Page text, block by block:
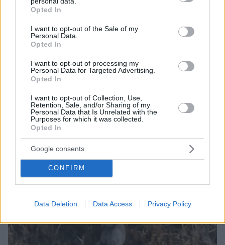
grant or deny consent to Google and its third-party tags to
use your data for below specified purposes in below Google
consent section.
Opted In
I want to opt-out of the Sale of my
Personal Data.
Opted In
I want to opt-out of processing my
Personal Data for Targeted Advertising.
Opted In
I want to opt-out of Collection, Use,
Retention, Sale, and/or Sharing of my
Personal Data that Is Unrelated with the
Purposes for which it was collected.
Opted In
Google consents
CONFIRM
Data Deletion Data Access Privacy Policy
Γιώργος Παράσχος: Χαμογελαστός, δίνει τη μάχη
του με τον καρκίνο, μπήκε στο νοσοκομείο για νέα
θεραπεία